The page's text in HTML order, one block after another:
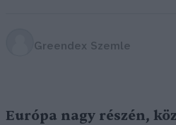
Greendex Szemle
Európa nagy részén,